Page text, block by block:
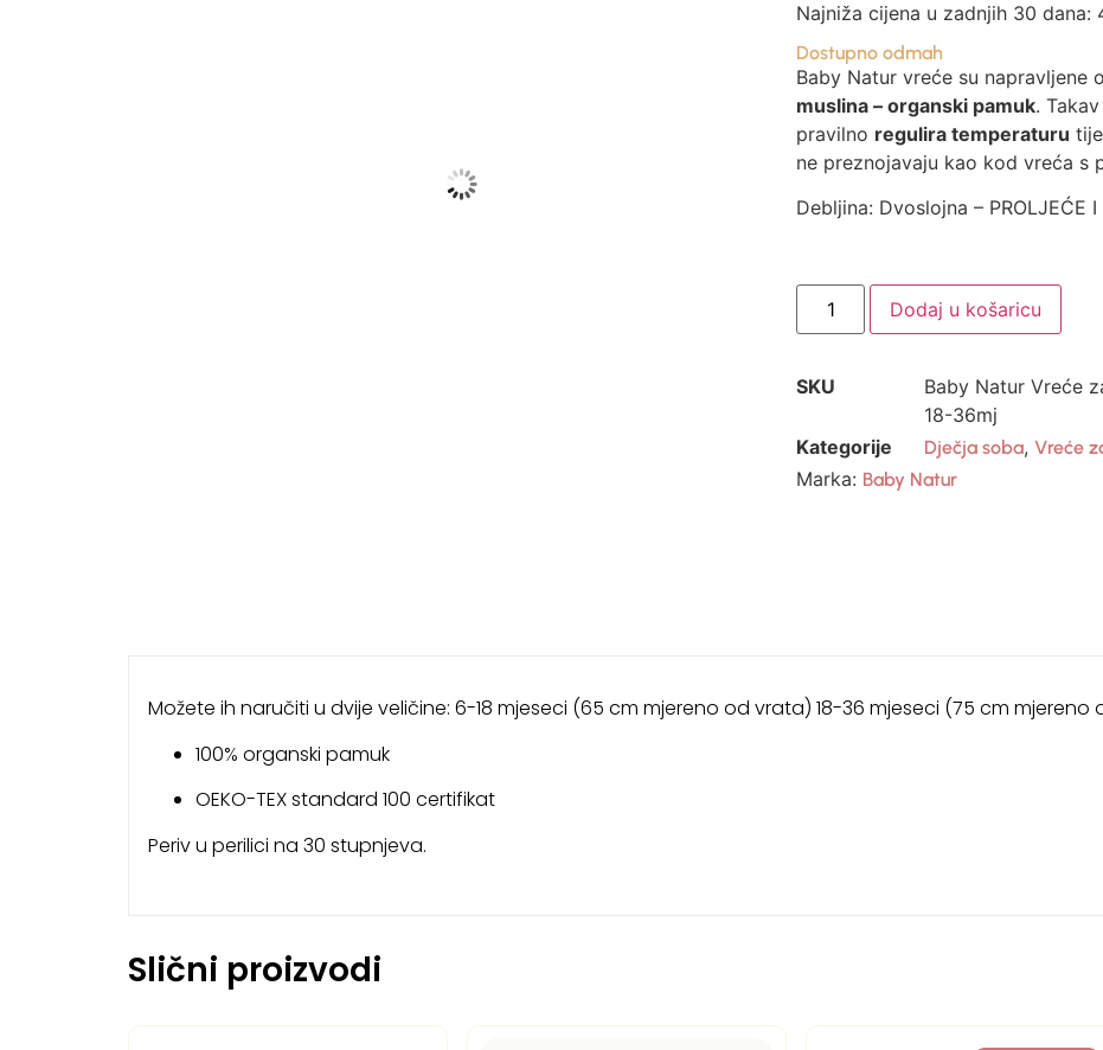
Najniža cijena u zadnjih 30 dana:
Dostupno odmah
Baby Natur vreće su napravljene
muslina – organski pamuk.
pravilno regulira temperaturu
ne preznojavaju kao kod vreća s
Debljina: Dvoslojna – PROLJEĆE I
Dodaj u košaricu
SKU
Baby Natur Vreće
18-36mj
Kategorije
Dječja soba, Vreće
Marka: Baby Natur
Možete ih naručiti u dvije veličine: 6-18 mjeseci (65 cm mjereno od vrata) 18-36 mjeseci (75 cm mjereno
100% organski pamuk
OEKO-TEX standard 100 certifikat
Periv u perilici na 30 stupnjeva.
Slični proizvodi